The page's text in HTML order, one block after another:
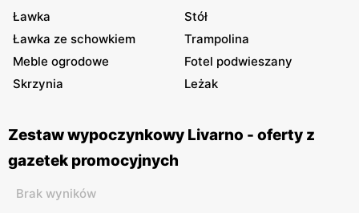
Ławka
Stół
Ławka ze schowkiem
Trampolina
Meble ogrodowe
Fotel podwieszany
Skrzynia
Leżak
Zestaw wypoczynkowy Livarno - oferty z
gazetek promocyjnych
Brak wyników